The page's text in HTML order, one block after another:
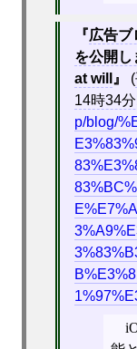
広告ブ
を公開
at will
(
14時34
p/blog/